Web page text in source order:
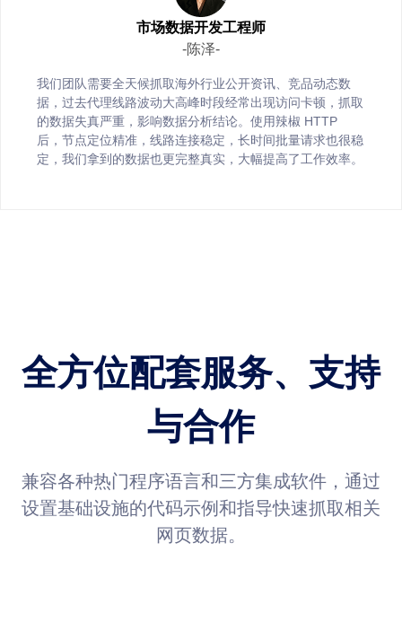
市场数据开发工程师
-陈泽-
我们团队需要全天候抓取海外行业公开资讯、竞品动态数
据，过去代理线路波动大高峰时段经常出现访问卡顿，抓取
的数据失真严重，影响数据分析结论。使用辣椒 HTTP
后，节点定位精准，线路连接稳定，长时间批量请求也很稳
定，我们拿到的数据也更完整真实，大幅提高了工作效率。
全方位配套服务、支持
与合作
兼容各种热门程序语言和三方集成软件，通过
设置基础设施的代码示例和指导快速抓取相关
网页数据。